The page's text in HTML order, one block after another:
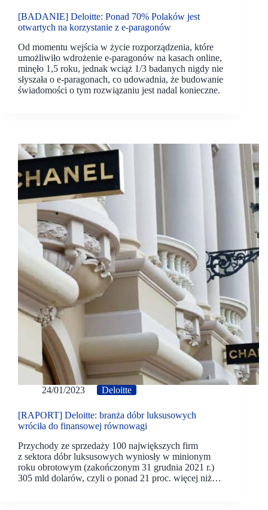
[BADANIE] Deloitte: Ponad 70% Polaków jest
otwartych na korzystanie z e-paragonów
Od momentu wejścia w życie rozporządzenia, które
umożliwiło wdrożenie e-paragonów na kasach online,
minęło 1,5 roku, jednak wciąż 1/3 badanych nigdy nie
słyszała o e-paragonach, co udowadnia, że budowanie
świadomości o tym rozwiązaniu jest nadal konieczne.
24/01/2023 Deloitte
[RAPORT] Deloitte: branża dóbr luksusowych
wróciła do finansowej równowagi
Przychody ze sprzedaży 100 największych firm
z sektora dóbr luksusowych wyniosły w minionym
roku obrotowym (zakończonym 31 grudnia 2021 r.)
305 mld dolarów, czyli o ponad 21 proc. więcej niż…